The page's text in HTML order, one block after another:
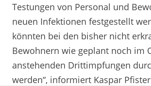
Testungen von Personal und
neuen Infektionen festgestellt
könnten bei den bisher nicht
Bewohnern wie geplant noch im
anstehenden Drittimpfungen
werden“, informiert Kaspar